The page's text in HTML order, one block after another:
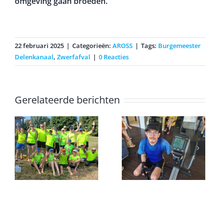
22 februari 2025 | Categorieën: AROSS | Tags: Burgemeester
Delenkanaal, Zwerfafval | 0 Reacties
Gerelateerde berichten
Erwin
voltooid de
marathon op
een
Onderlinge